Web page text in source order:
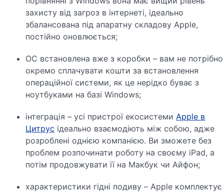
захисту від загроз в інтернеті, ідеально
збалансована під апаратну складову Apple,
постійно оновлюється;
ОС встановлена вже з коробки – вам не потрібно
окремо сплачувати кошти за встановлення
операційної системи, як це нерідко буває з
ноутбуками на базіWindows;
інтеграція – усі пристрої екосистеми Apple в
Цитрус ідеально взаємодіють між собою, адже
розроблені однією компанією. Ви зможете без
проблем розпочинати роботу на своєму iPad,а
потім продовжувати її на Макбук чи Айфон;
характеристики гідні подиву – Apple комплектує